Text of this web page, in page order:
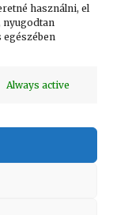
használni, el
nyugodtan
egészében
Always active